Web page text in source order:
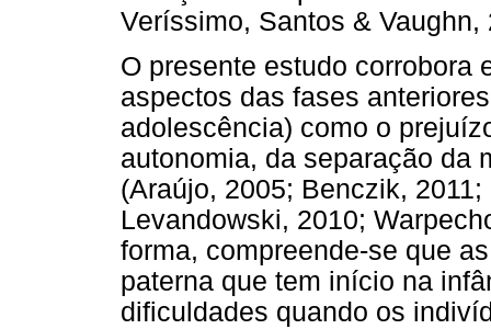
Veríssimo, Santos & Vaughn,
O presente estudo corrobora
aspectos das fases
adolescência) como o
autonomia, da separação da
(Araújo, 2005; Benczik,
Levandowski, 2010;
forma, compreende-se que
paterna que tem início na
dificuldades quando os